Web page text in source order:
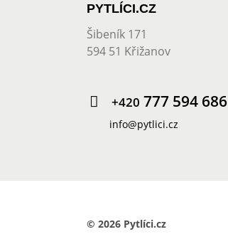
PYTLÍCI.CZ
Šibeník 171
594 51 Křižanov
+420 777 594 686
info@pytlici.cz
© 2026 Pytlíci.cz